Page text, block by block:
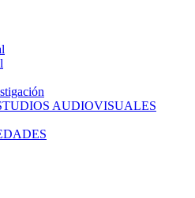
AUDIOVISUALES